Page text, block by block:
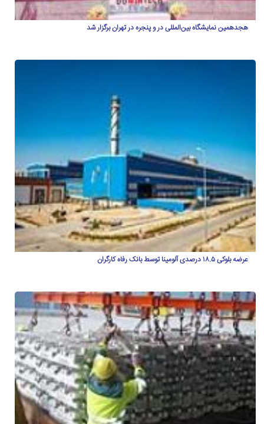
هجدهمین نمایشگاه بین‌المللی در و پنجره در تهران برگزار شد
عرضه بلوکی ۱۸.۵ درصدی آلومینا توسط بانک رفاه کارگران